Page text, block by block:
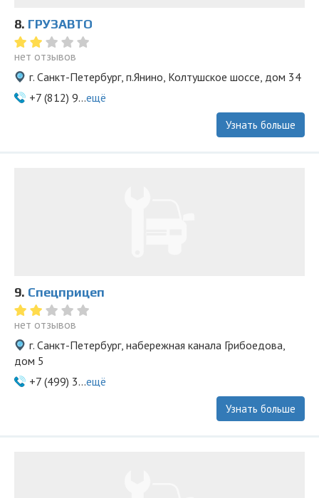
8. ГРУЗАВТО
нет отзывов
г. Санкт-Петербург, п.Янино, Колтушское шоссе, дом 34
+7 (812) 9...ещё
Узнать больше
9. Спецприцеп
нет отзывов
г. Санкт-Петербург, набережная канала Грибоедова,
дом 5
+7 (499) 3...ещё
Узнать больше